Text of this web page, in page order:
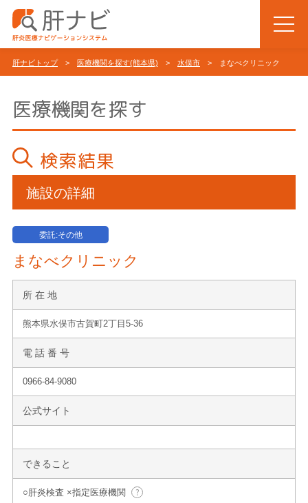
肝ナビトップ> 医療機関を探す(熊本県) > 水俣市 > まなべクリニック
医療機関を探す
検索結果
施設の詳細
委託:その他
まなべクリニック
所 在 地
熊本県水俣市古賀町2丁目5-36
電 話 番 号
0966-84-9080
公式サイト
できること
○肝炎検査 ×指定医療機関